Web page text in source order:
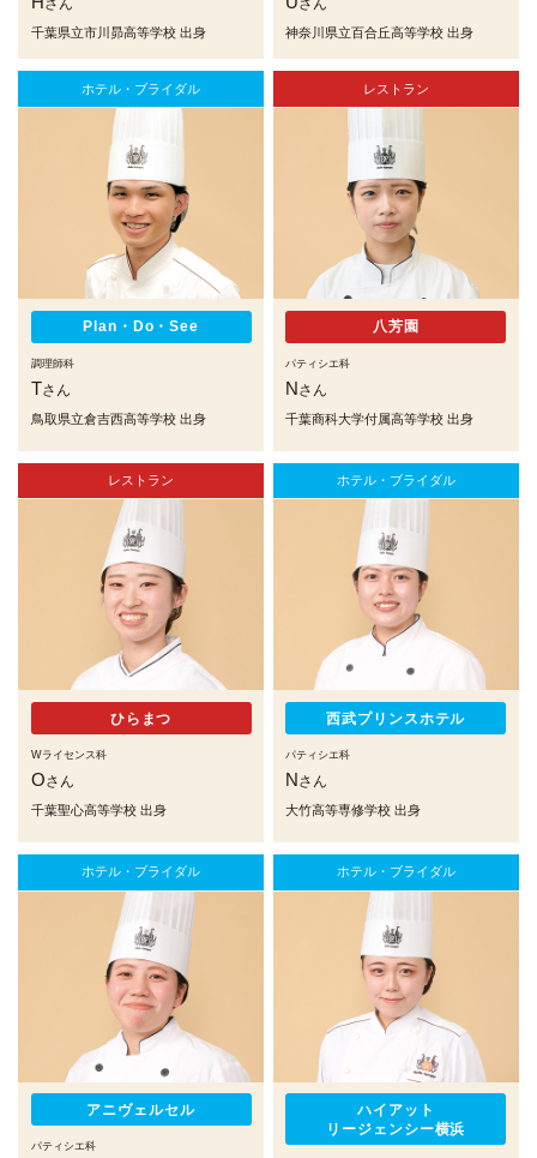
千葉県立市川昴高等学校 出身 神奈川県立百合丘高等学校 出身
ホテル・ブライダル
Plan・Do・See
調理師科
Tさん
鳥取県立倉吉西高等学校 出身
レストラン
八芳園
パティシエ科
N さん
千葉商科大学付属高等学校 出身
レストラン
ひらまつ
Wライセンス科
Oさん
千葉聖心高等学校 出身
ホテル・ブライダル
西武プリンスホテル
パティシエ科
N さん
大竹高等専修学校 出身
ホテル・ブライダル
アニヴェルセル
パティシエ科
ホテル・ブライダル
ハイアット
リージェンシー横浜